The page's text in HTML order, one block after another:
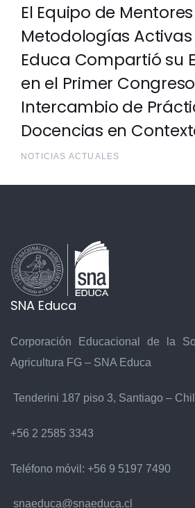
El Equipo de
Metodologías Activas
Educa Compartió su
en el Primer
Intercambio de
Docencias en
NOTICIAS ACTUALES
SNA Educa
Corporación Educacional de la
Agricultura FG – SNA Educa
Tenderini 187 piso 3, Santiago –
+56 2 2585 3343
Teléfono móvil: +56 9 5197 7490
snaeduca@snaeduca.cl